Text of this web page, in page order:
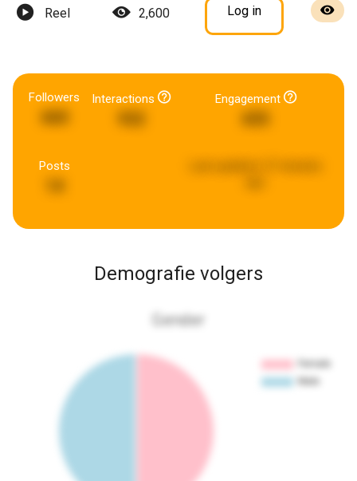
Reel 2,600 Log in
Followers
660
Interactions Engagement
Posts
Demografie volgers
Gender